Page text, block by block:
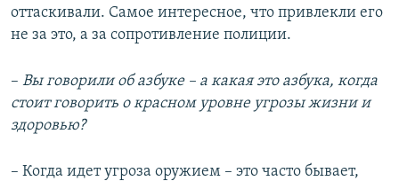
оттаскивали. Самое интересное, что привлекли его
не за это, а за сопротивление полиции.
– Вы говорили об азбуке – а какая это азбука, когда
стоит говорить о красном уровне угрозы жизни и
здоровью?
– Когда идет угроза оружием – это часто бывает,